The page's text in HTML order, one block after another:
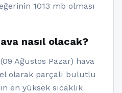
1013 mb olması
nasıl olacak?
Ağustos Pazar) hava
olarak parçalı bulutlu
en yüksek sıcaklık